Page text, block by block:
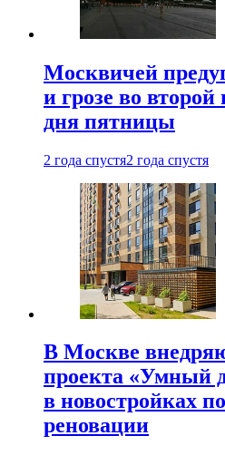
Москвичей
и грозе во второй
дня пятницы
2 года спустя2 года спустя
В Москве
проекта «Умный
в новостройках
реновации